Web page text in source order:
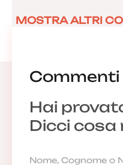
Commenti
Hai
Dicci cosa
MOSTRA ALTRI